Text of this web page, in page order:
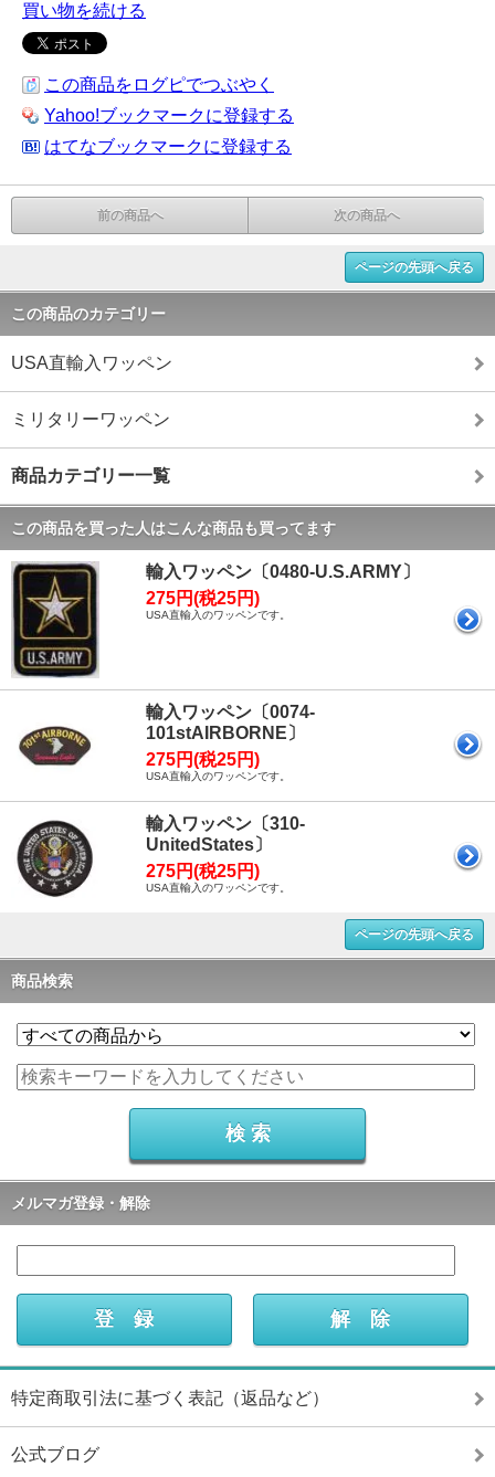
買い物を続ける
この商品をログピでつぶやく
Yahoo!ブックマークに登録する
はてなブックマークに登録する
前の商品へ 次の商品へ
ページの先頭へ戻る
この商品のカテゴリー
USA直輸入ワッペン
ミリタリーワッペン
商品カテゴリー一覧
この商品を買った人はこんな商品も買ってます
輸入ワッペン〔0480-U.S.ARMY〕
275円(税25円)
USA直輸入のワッペンです。
輸入ワッペン〔0074-
101stAIRBORNE〕
275円(税25円)
USA直輸入のワッペンです。
輸入ワッペン〔310-
UnitedStates〕
275円(税25円)
USA直輸入のワッペンです。
ページの先頭へ戻る
商品検索
メルマガ登録・解除
特定商取引法に基づく表記（返品など）
公式ブログ